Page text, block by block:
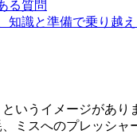
る質問
知識と準備で乗り越
いうイメージがあり
ミスへのプレッシャ